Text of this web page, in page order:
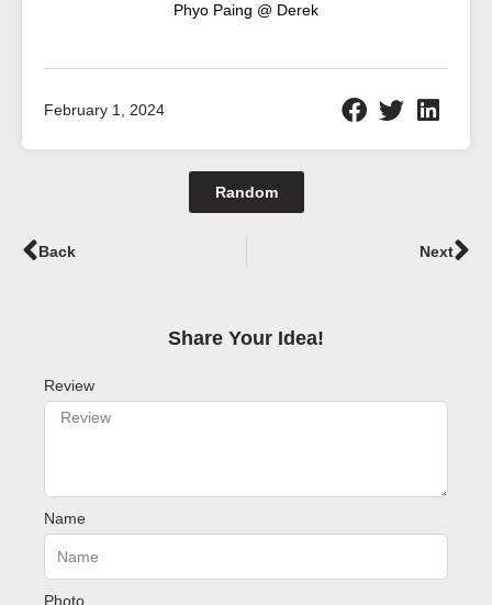
Phyo Paing @ Derek
February 1, 2024
Random
Prev
Back Next
Share Your Idea!​
Review
Name
Photo